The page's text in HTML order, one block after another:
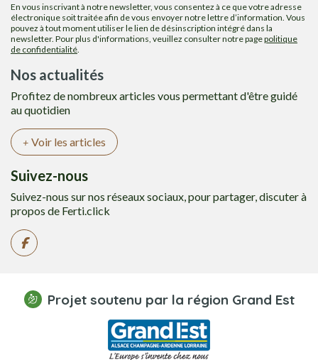
En vous inscrivant à notre newsletter, vous consentez à ce que votre adresse
électronique soit traitée afin de vous envoyer notre lettre d’information. Vous
pouvez à tout moment utiliser le lien de désinscription intégré dans la
newsletter. Pour plus d'informations, veuillez consulter notre pagepolitique
de confidentialité
Nos actualités
Profitez de nombreux articles vous permettant d'être guidé
au quotidien
Voir les articles
Suivez-nous
Suivez-nous sur nos réseaux sociaux, pour partager, discuter à
propos de Ferti.click
Projet soutenu par la région Grand Est